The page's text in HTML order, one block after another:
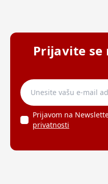
Prijavite
Prijavom na
privatnosti